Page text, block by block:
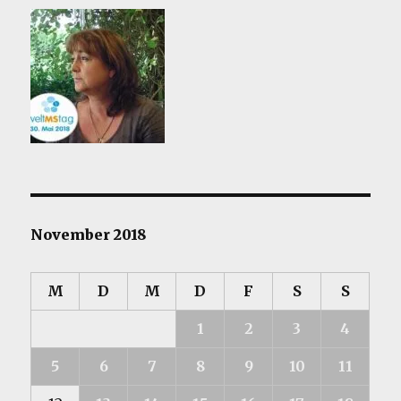
November 2018
M D M D F S S
1 2 3 4
5 6 7 8 9 10 11